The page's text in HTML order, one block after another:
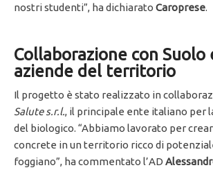
nostri studenti”, ha dichiarato Caroprese.
Collaborazione con Suolo
aziende del territorio
Il progetto è stato realizzato in
Salute s.r.l., il principale ente italiano per
del biologico. “Abbiamo lavorato per
concrete in un territorio ricco di
foggiano”, ha commentato l’AD